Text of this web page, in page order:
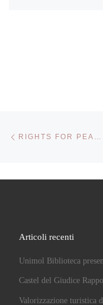
RIGHTS FOR PEASANTS
Articoli recenti
Unimol Biblioteca
Castel del Giudice
Valorizzazione turistica